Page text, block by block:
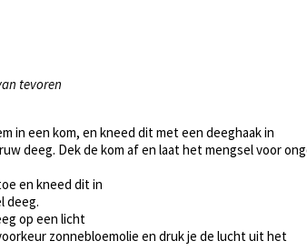
tevoren
in een kom, en kneed dit met een deeghaak in
deeg. Dek de kom af en laat het mengsel voor
en kneed dit in
deeg.
op een licht
zonnebloemolie en druk je de lucht uit het